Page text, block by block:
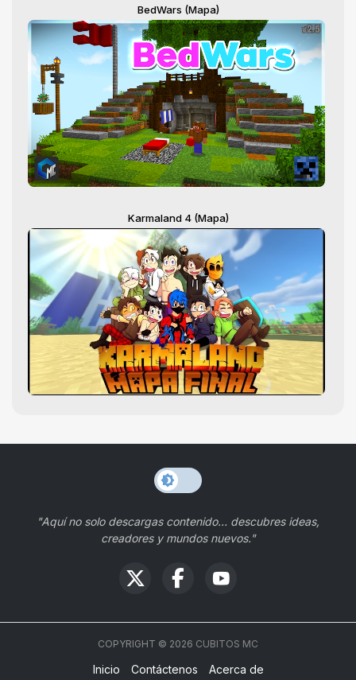
BedWars (Mapa)
Karmaland 4 (Mapa)
"Aquí no solo descargas contenido… descubres ideas,
creadores y mundos nuevos."
COPYRIGHT © 2026 CUBITOS MC
Inicio Contáctenos Acerca de